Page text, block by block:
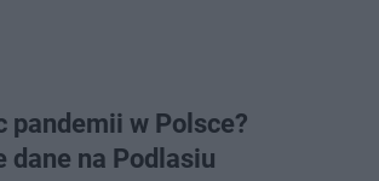
pandemii w Polsce?
dane na Podlasiu